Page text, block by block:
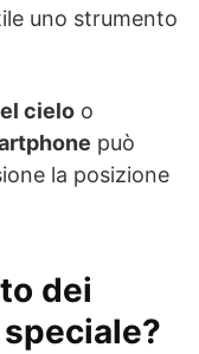
uno strumento
cielo o
può
la posizione
dei